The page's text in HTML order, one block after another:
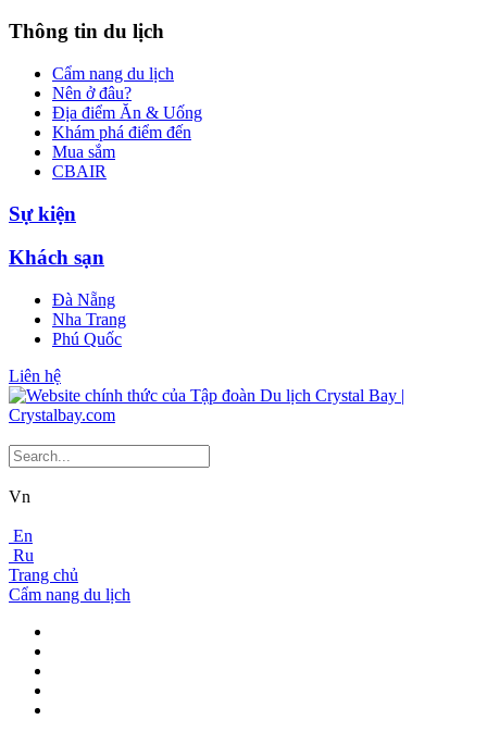
Thông tin du lịch
Cẩm nang du lịch
Nên ở đâu?
Địa điểm Ăn & Uống
Khám phá điểm đến
Mua sắm
CBAIR
Sự kiện
Khách sạn
Đà Nẵng
Nha Trang
Phú Quốc
Liên hệ
Vn
En
Ru
Trang chủ
Cẩm nang du lịch